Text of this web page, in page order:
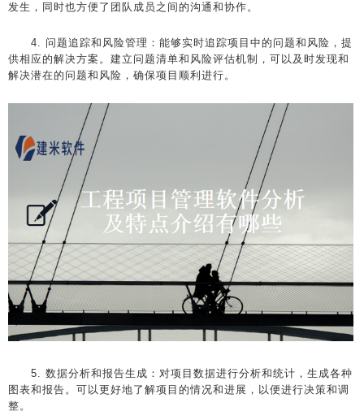
发生，同时也方便了团队成员之间的沟通和协作。
4. 问题追踪和风险管理：能够实时追踪项目中的问题和风险，提
供相应的解决方案。建立问题清单和风险评估机制，可以及时发现和
解决潜在的问题和风险，确保项目顺利进行。
5. 数据分析和报告生成：对项目数据进行分析和统计，生成各种
图表和报告。可以更好地了解项目的情况和进展，以便进行决策和调
整。